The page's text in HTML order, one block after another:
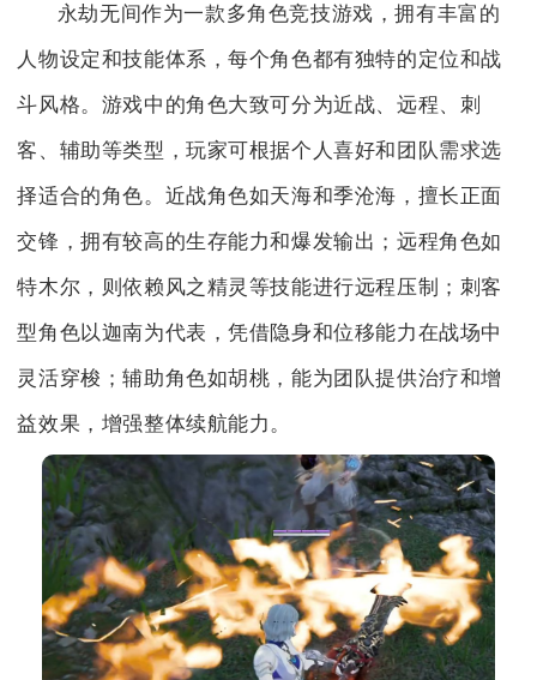
永劫无间作为一款多角色竞技游戏，拥有丰富的
人物设定和技能体系，每个角色都有独特的定位和战
斗风格。游戏中的角色大致可分为近战、远程、刺
客、辅助等类型，玩家可根据个人喜好和团队需求选
择适合的角色。近战角色如天海和季沧海，擅长正面
交锋，拥有较高的生存能力和爆发输出；远程角色如
特木尔，则依赖风之精灵等技能进行远程压制；刺客
型角色以迦南为代表，凭借隐身和位移能力在战场中
灵活穿梭；辅助角色如胡桃，能为团队提供治疗和增
益效果，增强整体续航能力。